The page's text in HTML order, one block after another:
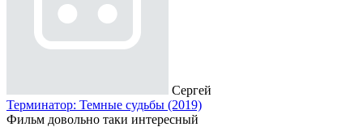
Сергей
Терминатор: Темные судьбы (2019)
Фильм довольно таки интересный